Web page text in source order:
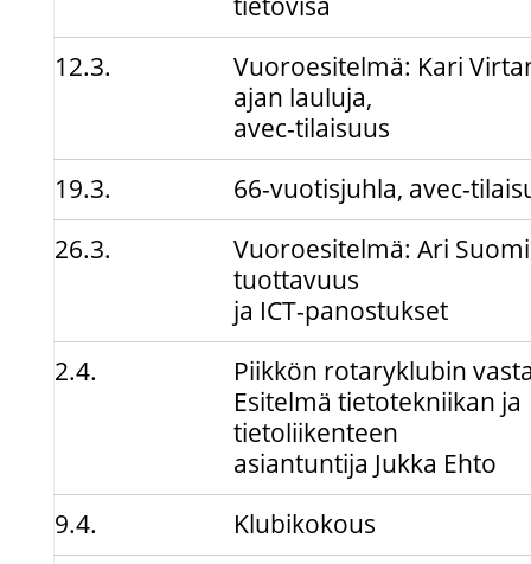
12.3.
Vuoroesitelmä: Kari
ajan lauluja,
avec-tilaisuus
19.3.
66-vuotisjuhla, avec-
26.3.
Vuoroesitelmä: Ari
tuottavuus
ja ICT-panostukset
2.4.
Piikkön rotaryklubin
Esitelmä tietotekniikan ja
tietoliikenteen
asiantuntija Jukka Ehto
9.4.
Klubikokous